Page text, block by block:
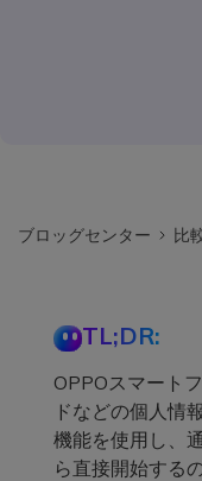
ブロッグセンター 比
TL;DR:
OPPOスマート
ドなどの個人情
機能を使用し、
ら直接開始する